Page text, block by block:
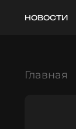
НОВОСТИ
Главная